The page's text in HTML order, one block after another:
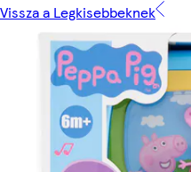
Vissza a Legkisebbeknek